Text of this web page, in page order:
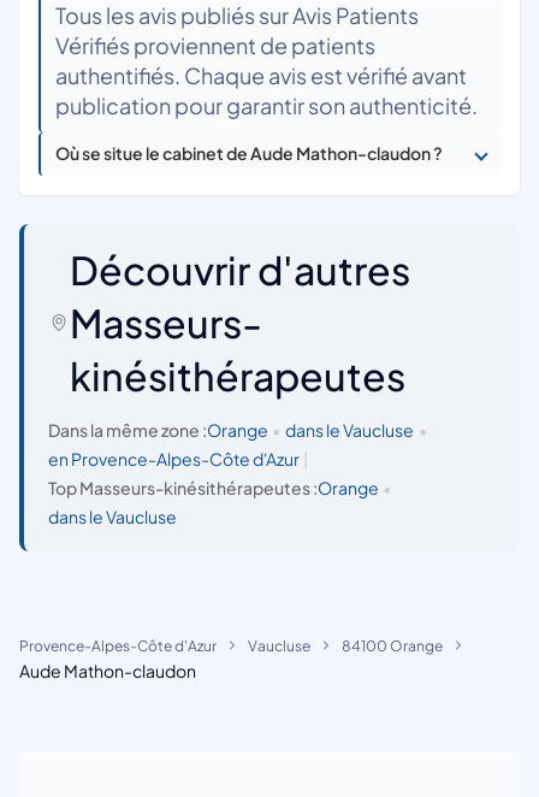
Tous les avis publiés sur Avis Patients
Vérifiés proviennent de patients
authentifiés. Chaque avis est vérifié avant
publication pour garantir son authenticité.
Où se situe le cabinet de Aude Mathon-claudon ?
Découvrir d'autres
Masseurs-
kinésithérapeutes
Dans la même zone :Orange • dans le Vaucluse •
en Provence-Alpes-Côte d'Azur
Top Masseurs-kinésithérapeutes :Orange •
dans le Vaucluse
Provence-Alpes-Côte d'Azur Vaucluse 84100 Orange
Aude Mathon-claudon